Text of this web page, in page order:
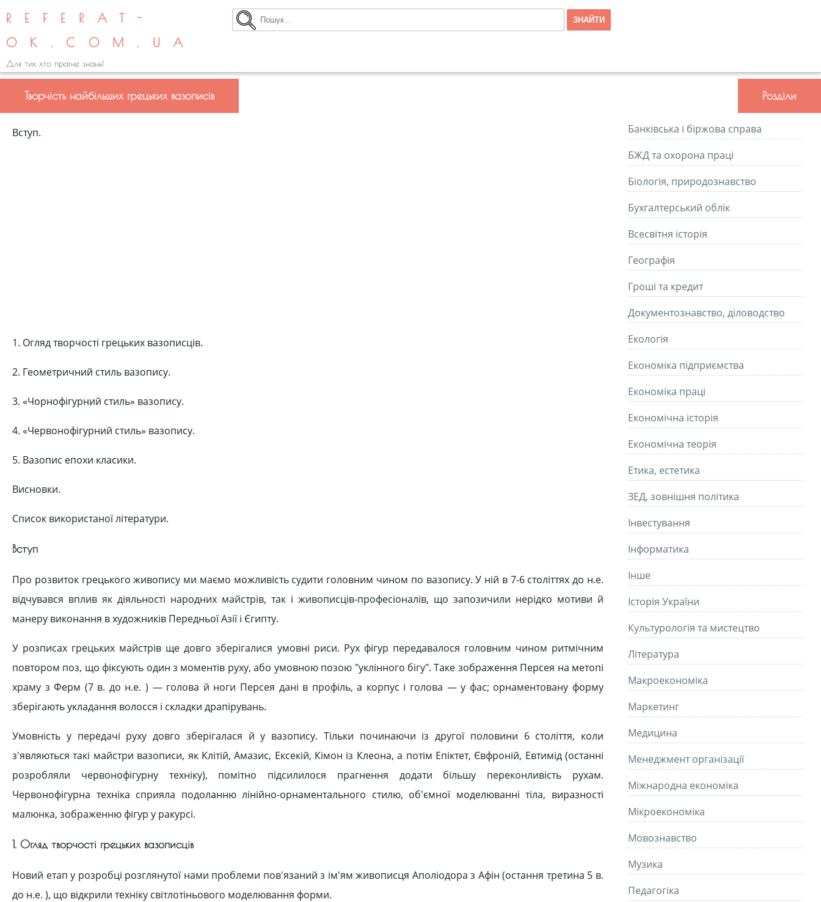
REFERAT-
OK.COM.UA
Для тих хто прагне знань!
Творчість найбільших грецьких вазописів
Вступ.
1. Огляд творчості грецьких вазописців.
2. Геометричний стиль вазопису.
3. «Чорнофігурний стиль» вазопису.
4. «Червонофігурний стиль» вазопису.
5. Вазопис епохи класики.
Висновки.
Список використаної літератури.
Вступ
Про розвиток грецького живопису ми маємо можливість судити головним чином по вазопису. У ній в 7-6 століттях до н.е.
відчувався вплив як діяльності народних майстрів, так і живописців-професіоналів, що запозичили нерідко мотиви й
манеру виконання в художників Передньої Азії і Єгипту.
У розписах грецьких майстрів ще довго зберігалися умовні риси. Рух фігур передавалося головним чином ритмічним
повтором поз, що фіксують один з моментів руху, або умовною позою "уклінного бігу". Таке зображення Персея на метопі
храму з Ферм (7 в. до н.е. ) — голова й ноги Персея дані в профіль, а корпус і голова — у фас; орнаментовану форму
зберігають укладання волосся і складки драпірувань.
Умовність у передачі руху довго зберігалася й у вазопису. Тільки починаючи із другої половини 6 століття, коли
з'являються такі майстри вазописи, як Клітій, Амазис, Ексекій, Кімон із Клеона, а потім Епіктет, Євфроній, Евтимід (останні
розробляли червонофігурну техніку), помітно підсилилося прагнення додати більшу переконливість рухам.
Червонофігурна техніка сприяла подоланню лінійно-орнаментального стилю, об'ємної моделюванні тіла, виразності
малюнка, зображенню фігур у ракурсі.
1. Огляд творчості грецьких вазописців
Новий етап у розробці розглянутої нами проблеми пов'язаний з ім'ям живописця Аполіодора з Афін (остання третина 5 в.
до н.е. ), що відкрили техніку світлотіньового моделювання форми.
Розділи
Банківська і біржова справа
БЖД та охорона праці
Біологія, природознавство
Бухгалтерський облік
Всесвітня історія
Географія
Гроші та кредит
Документознавство, діловодство
Екологія
Економіка підприємства
Економіка праці
Економічна історія
Економічна теорія
Етика, естетика
ЗЕД, зовнішня політика
Інвестування
Інформатика
Інше
Історія України
Культурологія та мистецтво
Літературa
Макроекономіка
Маркетинг
Медицина
Менеджмент організації
Міжнародна економіка
Мікроекономіка
Мовознавство
Музика
Педагогіка